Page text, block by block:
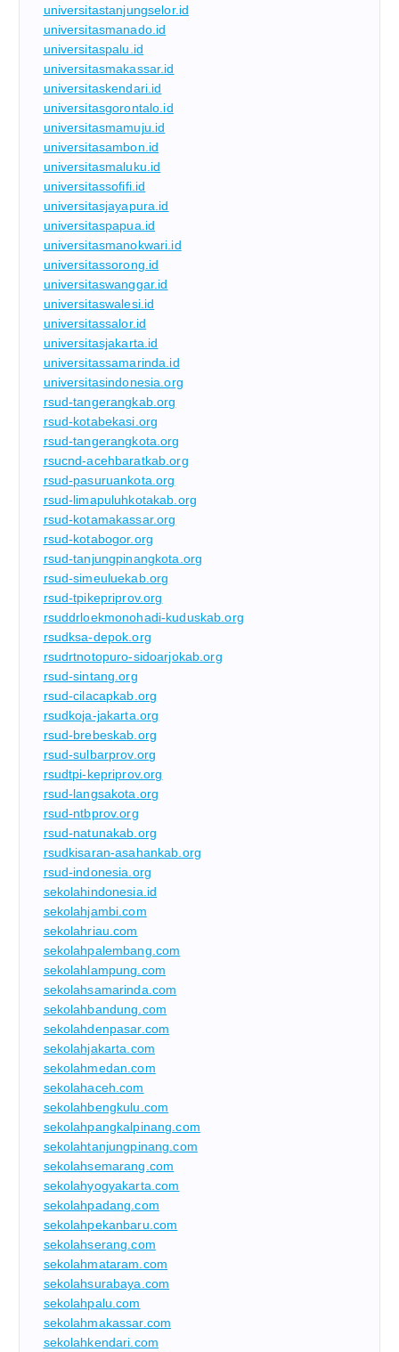
universitastanjungselor.id
universitasmanado.id
universitaspalu.id
universitasmakassar.id
universitaskendari.id
universitasgorontalo.id
universitasmamuju.id
universitasambon.id
universitasmaluku.id
universitassofifi.id
universitasjayapura.id
universitaspapua.id
universitasmanokwari.id
universitassorong.id
universitaswanggar.id
universitaswalesi.id
universitassalor.id
universitasjakarta.id
universitassamarinda.id
universitasindonesia.org
rsud-tangerangkab.org
rsud-kotabekasi.org
rsud-tangerangkota.org
rsucnd-acehbaratkab.org
rsud-pasuruankota.org
rsud-limapuluhkotakab.org
rsud-kotamakassar.org
rsud-kotabogor.org
rsud-tanjungpinangkota.org
rsud-simeuluekab.org
rsud-tpikepriprov.org
rsuddrloekmonohadi-kuduskab.org
rsudksa-depok.org
rsudrtnotopuro-sidoarjokab.org
rsud-sintang.org
rsud-cilacapkab.org
rsudkoja-jakarta.org
rsud-brebeskab.org
rsud-sulbarprov.org
rsudtpi-kepriprov.org
rsud-langsakota.org
rsud-ntbprov.org
rsud-natunakab.org
rsudkisaran-asahankab.org
rsud-indonesia.org
sekolahindonesia.id
sekolahjambi.com
sekolahriau.com
sekolahpalembang.com
sekolahlampung.com
sekolahsamarinda.com
sekolahbandung.com
sekolahdenpasar.com
sekolahjakarta.com
sekolahmedan.com
sekolahaceh.com
sekolahbengkulu.com
sekolahpangkalpinang.com
sekolahtanjungpinang.com
sekolahsemarang.com
sekolahyogyakarta.com
sekolahpadang.com
sekolahpekanbaru.com
sekolahserang.com
sekolahmataram.com
sekolahsurabaya.com
sekolahpalu.com
sekolahmakassar.com
sekolahkendari.com